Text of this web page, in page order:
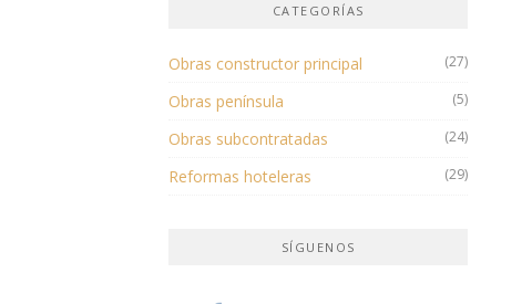
CATEGORÍAS
Obras constructor principal (27)
Obras península (5)
Obras subcontratadas (24)
Reformas hoteleras (29)
SÍGUENOS